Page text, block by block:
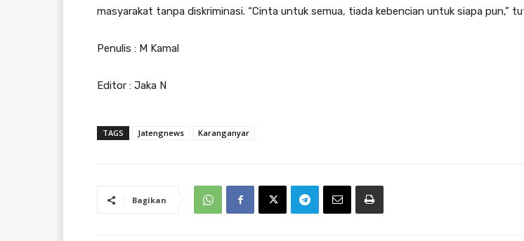
masyarakat tanpa diskriminasi. “Cinta untuk semua, tiada kebencian untuk siapa pun,”
Penulis : M Kamal
Editor : Jaka N
TAGS Jatengnews Karanganyar
Bagikan